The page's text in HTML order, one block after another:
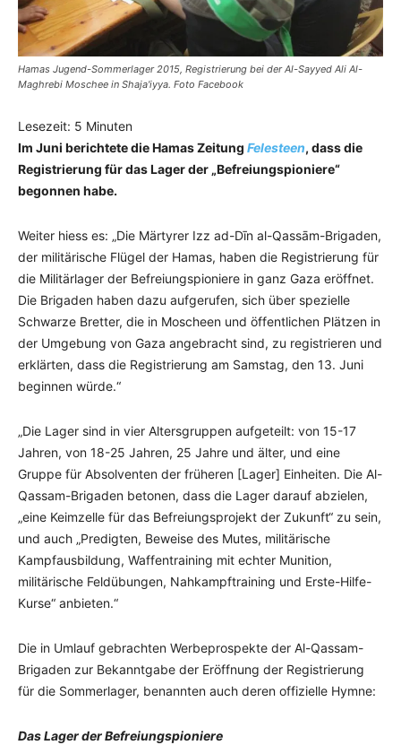
Hamas Jugend-Sommerlager 2015, Registrierung bei der Al-Sayyed Ali Al-
Maghrebi Moschee in Shaja'iyya. Foto Facebook
Lesezeit: 5 Minuten
Im Juni berichtete die Hamas Zeitung Felesteen, dass die
Registrierung für das Lager der „Befreiungspioniere“
begonnen habe.
Weiter hiess es: „Die Märtyrer Izz ad-Dīn al-Qassām-Brigaden,
der militärische Flügel der Hamas, haben die Registrierung für
die Militärlager der Befreiungspioniere in ganz Gaza eröffnet.
Die Brigaden haben dazu aufgerufen, sich über spezielle
Schwarze Bretter, die in Moscheen und öffentlichen Plätzen in
der Umgebung von Gaza angebracht sind, zu registrieren und
erklärten, dass die Registrierung am Samstag, den 13. Juni
beginnen würde.“
„Die Lager sind in vier Altersgruppen aufgeteilt: von 15-17
Jahren, von 18-25 Jahren, 25 Jahre und älter, und eine
Gruppe für Absolventen der früheren [Lager] Einheiten. Die Al-
Qassam-Brigaden betonen, dass die Lager darauf abzielen,
„eine Keimzelle für das Befreiungsprojekt der Zukunft“ zu sein,
und auch „Predigten, Beweise des Mutes, militärische
Kampfausbildung, Waffentraining mit echter Munition,
militärische Feldübungen, Nahkampftraining und Erste-Hilfe-
Kurse“ anbieten.“
Die in Umlauf gebrachten Werbeprospekte der Al-Qassam-
Brigaden zur Bekanntgabe der Eröffnung der Registrierung
für die Sommerlager, benannten auch deren offizielle Hymne:
Das Lager der Befreiungspioniere